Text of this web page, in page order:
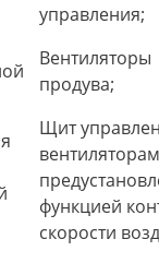
управления;
Вентиляторы
продува;
Щит
функцией
скорости